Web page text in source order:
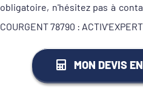
obligatoire, n'hésitez pas à
COURGENT 78790 :
MON DEVIS